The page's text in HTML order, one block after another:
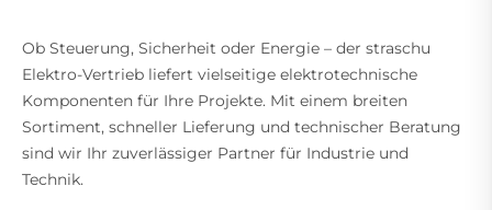
Ob Steuerung, Sicherheit oder Energie – der straschu
Elektro-Vertrieb liefert vielseitige elektrotechnische
Komponenten für Ihre Projekte. Mit einem breiten
Sortiment, schneller Lieferung und technischer Beratung
sind wir Ihr zuverlässiger Partner für Industrie und
Technik.